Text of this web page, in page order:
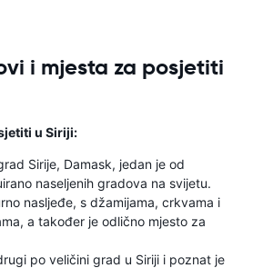
i mjesta za posjetiti
u Siriji:
Sirije, Damask, jedan je od
naseljenih gradova na svijetu.
nasljeđe, s džamijama, crkvama i
a također je odlično mjesto za
po veličini grad u Siriji i poznat je